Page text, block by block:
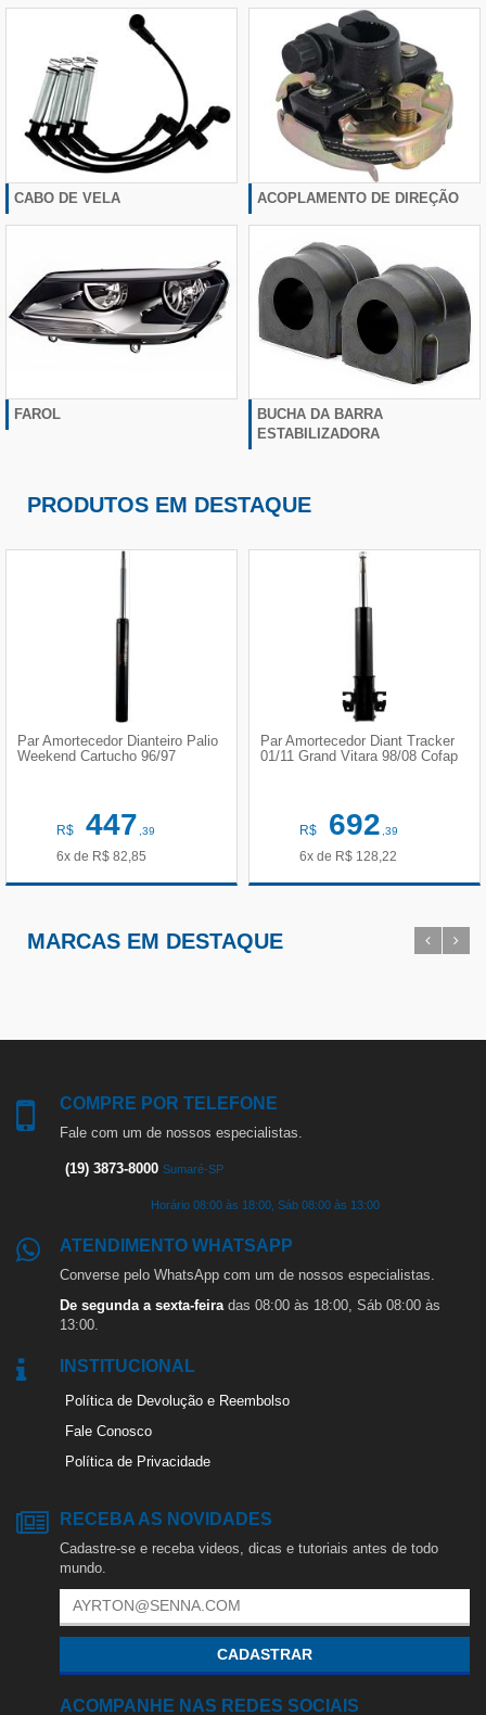
CABO DE VELA ACOPLAMENTO DE DIREÇÃO
FAROL
BUCHA DA BARRA
ESTABILIZADORA
PRODUTOS EM DESTAQUE
Par Amortecedor Dianteiro Palio
Weekend Cartucho 96/97
R$ 447,39
6x de R$ 82,85
Par Amortecedor Diant Tracker
01/11 Grand Vitara 98/08 Cofap
R$ 692,39
6x de R$ 128,22
MARCAS EM DESTAQUE
COMPRE POR TELEFONE
Fale com um de nossos especialistas.
(19) 3873-8000 Sumaré-SP
Horário 08:00 às 18:00, Sáb 08:00 às 13:00
ATENDIMENTO WHATSAPP
Converse pelo WhatsApp com um de nossos especialistas.
De segunda a sexta-feira das 08:00 às 18:00, Sáb 08:00 às
13:00.
INSTITUCIONAL
Política de Devolução e Reembolso
Fale Conosco
Política de Privacidade
RECEBA AS NOVIDADES
Cadastre-se e receba videos, dicas e tutoriais antes de todo
mundo.
CADASTRAR
ACOMPANHE NAS REDES SOCIAIS